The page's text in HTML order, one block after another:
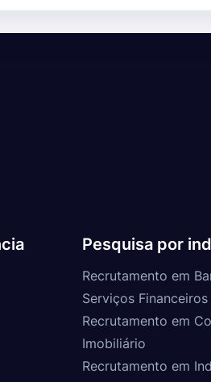
Pesquisa por
Recrutamento em
Serviços
Recrutamento em
Imobiliário
Recrutamento em